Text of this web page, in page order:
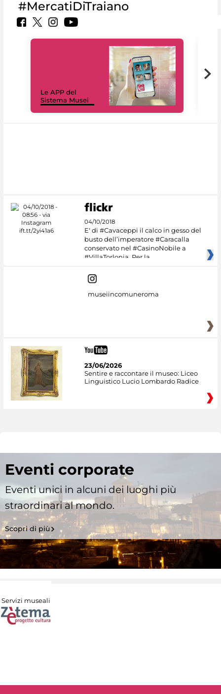
#MercatiDiTraiano
Le APP del
Sistema Musei
04/10/2018
E' di #Cavaceppi il calco in gesso del
busto dell’imperatore #Caracalla
conservato nel #CasinoNobile a
#VillaTorlonia. Per la
museiincomuneroma
23/06/2026
Sentire e raccontare il museo: Liceo
Linguistico Lucio Lombardo Radice
Eventi corporate
Eventi unici in alcuni dei luoghi più
straordinari al mondo.
Scopri di più
Servizi museali